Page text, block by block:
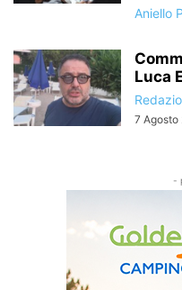
Aniello
Luca
7 Agosto
-